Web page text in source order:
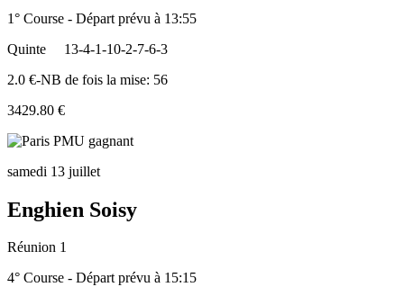
1° Course - Départ prévu à 13:55
Quinte
13-4-1-10-2-7-6-3
2.0 €-NB de fois la mise: 56
3429.80 €
samedi 13 juillet
Enghien Soisy
Réunion 1
4° Course - Départ prévu à 15:15